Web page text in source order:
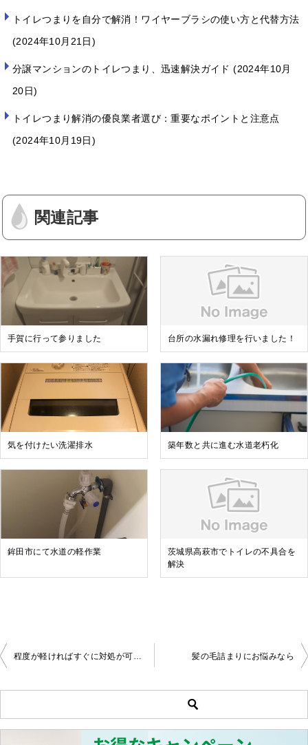
トイレつまりを自分で解消！ワイヤーブラシの使い方と代替方法
2024年10月21日
分譲マンションのトイレつまり、迅速解決ガイド 2024年10月
20日
トイレつまり解消の優良業者選び：重要なポイントと注意点
2024年10月19日
関連記事
手賀に行って参りました 台所の水漏れ修理を行いました！
気を付けたい洗濯排水 築年数と共に進む水道老朽化
鉾田市にて水道の軽作業
茨城県高萩市でトイレの不具合を
解決
投
稿
程度が軽ければすぐに対処が可能です 髪の毛詰まりにお悩みなら